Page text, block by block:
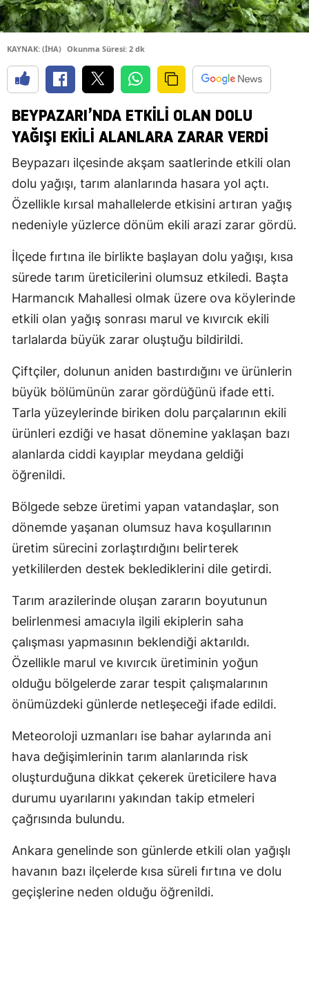
KAYNAK: (İHA) Okunma Süresi: 2 dk
BEYPAZARI’NDA ETKILI OLAN DOLU
YAĞIŞI EKILI ALANLARA ZARAR VERDI
Beypazarı ilçesinde akşam saatlerinde etkili olan
dolu yağışı, tarım alanlarında hasara yol açtı.
Özellikle kırsal mahallelerde etkisini artıran yağış
nedeniyle yüzlerce dönüm ekili arazi zarar gördü.
İlçede fırtına ile birlikte başlayan dolu yağışı, kısa
sürede tarım üreticilerini olumsuz etkiledi. Başta
Harmancık Mahallesi olmak üzere ova köylerinde
etkili olan yağış sonrası marul ve kıvırcık ekili
tarlalarda büyük zarar oluştuğu bildirildi.
Çiftçiler, dolunun aniden bastırdığını ve ürünlerin
büyük bölümünün zarar gördüğünü ifade etti.
Tarla yüzeylerinde biriken dolu parçalarının ekili
ürünleri ezdiği ve hasat dönemine yaklaşan bazı
alanlarda ciddi kayıplar meydana geldiği
öğrenildi.
Bölgede sebze üretimi yapan vatandaşlar, son
dönemde yaşanan olumsuz hava koşullarının
üretim sürecini zorlaştırdığını belirterek
yetkililerden destek beklediklerini dile getirdi.
Tarım arazilerinde oluşan zararın boyutunun
belirlenmesi amacıyla ilgili ekiplerin saha
çalışması yapmasının beklendiği aktarıldı.
Özellikle marul ve kıvırcık üretiminin yoğun
olduğu bölgelerde zarar tespit çalışmalarının
önümüzdeki günlerde netleşeceği ifade edildi.
Meteoroloji uzmanları ise bahar aylarında ani
hava değişimlerinin tarım alanlarında risk
oluşturduğuna dikkat çekerek üreticilere hava
durumu uyarılarını yakından takip etmeleri
çağrısında bulundu.
Ankara genelinde son günlerde etkili olan yağışlı
havanın bazı ilçelerde kısa süreli fırtına ve dolu
geçişlerine neden olduğu öğrenildi.